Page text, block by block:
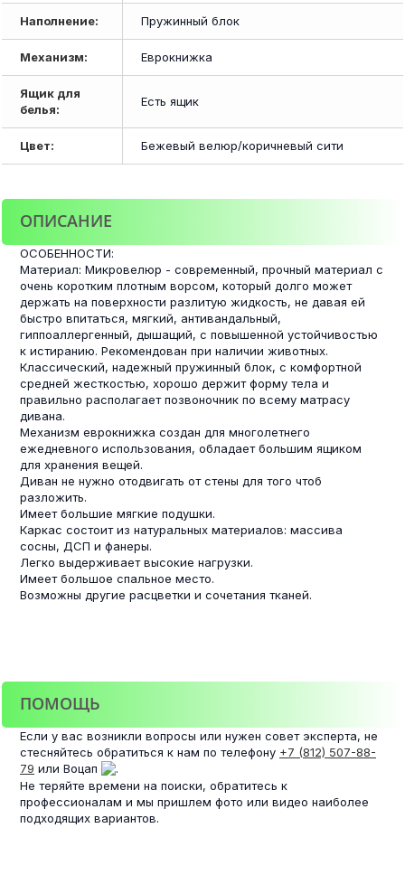
Наполнение: Пружинный блок
Механизм: Еврокнижка
Ящик для
белья:
Есть ящик
Цвет: Бежевый велюр/коричневый сити
ОПИСАНИЕ
ОСОБЕННОСТИ:
Материал: Микровелюр - современный, прочный материал с
очень коротким плотным ворсом, который долго может
держать на поверхности разлитую жидкость, не давая ей
быстро впитаться, мягкий, антивандальный,
гиппоаллергенный, дышащий, с повышенной устойчивостью
к истиранию. Рекомендован при наличии животных.
Классический, надежный пружинный блок, с комфортной
средней жесткостью, хорошо держит форму тела и
правильно располагает позвоночник по всему матрасу
дивана.
Механизм еврокнижка создан для многолетнего
ежедневного использования, обладает большим ящиком
для хранения вещей.
Диван не нужно отодвигать от стены для того чтоб
разложить.
Имеет большие мягкие подушки.
Каркас состоит из натуральных материалов: массива
сосны, ДСП и фанеры.
Легко выдерживает высокие нагрузки.
Имеет большое спальное место.
Возможны другие расцветки и сочетания тканей.
ПОМОЩЬ
Если у вас возникли вопросы или нужен совет эксперта, не
стесняйтесь обратиться к нам по телефону +7 (812) 507-88-
79 или Воцап
.
Не теряйте времени на поиски, обратитесь к
профессионалам и мы пришлем фото или видео наиболее
подходящих вариантов.